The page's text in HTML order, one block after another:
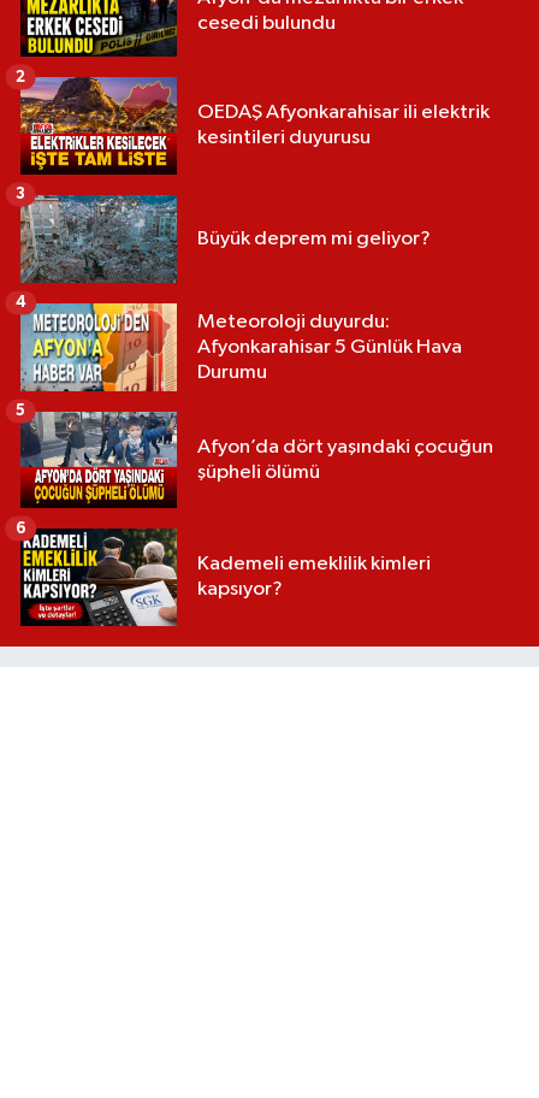
cesedi bulundu
OEDAŞ Afyonkarahisar ili elektrik
kesintileri duyurusu
2
Büyük deprem mi geliyor?
3
Meteoroloji duyurdu:
Afyonkarahisar 5 Günlük Hava
Durumu
4
Afyon’da dört yaşındaki çocuğun
şüpheli ölümü
5
Kademeli emeklilik kimleri
kapsıyor?
6